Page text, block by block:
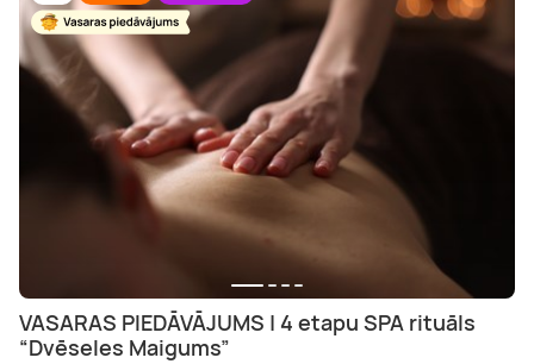
VASARAS PIEDĀVĀJUMS | 4 etapu SPA rituāls
“Dvēseles Maigums”